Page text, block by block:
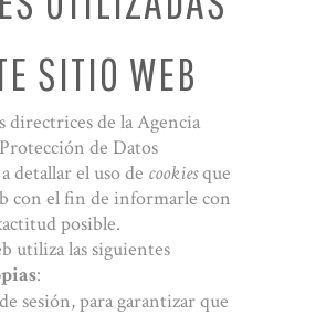
SITIO WEB
directrices de la Agencia
de Datos
detallar el uso de cookiesque
con el fin de informarle con
posible.
utiliza las siguientes
:
sesión, para garantizar que